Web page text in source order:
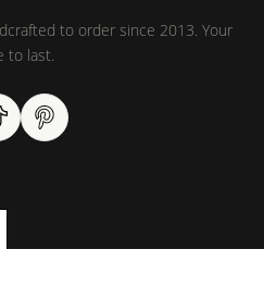
to order since 2013. Your
to last.